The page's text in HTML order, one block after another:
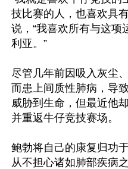
技比赛的人，也喜欢具
说，“我喜欢所有与这项
利亚。”
尽管几年前因吸入灰尘
而患上间质性肺病，导
威胁到生命，但最近他
并重返牛仔竞技赛场。
鲍勃将自己的康复归功
从不担心诸如肺部疾病